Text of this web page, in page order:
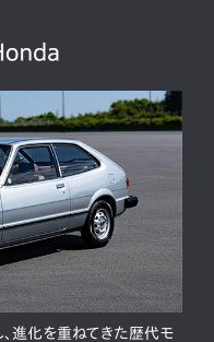
進化を重ねてきた歴代モ